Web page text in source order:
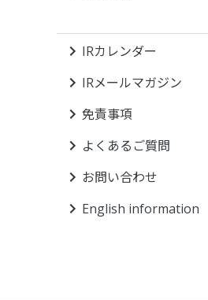
その他
IRカレンダー
IRメールマガジン
免責事項
よくあるご質問
お問い合わせ
English information